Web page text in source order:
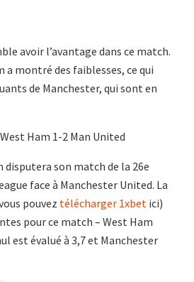
avoir l’avantage dans ce match.
a montré des faiblesses, ce qui
de Manchester, qui sont en
West Ham 1-2 Man United
son match de la 26e
face à Manchester United. La
pouvez télécharger 1xbet ici)
pour ce match – West Ham
est évalué à 3,7 et Manchester